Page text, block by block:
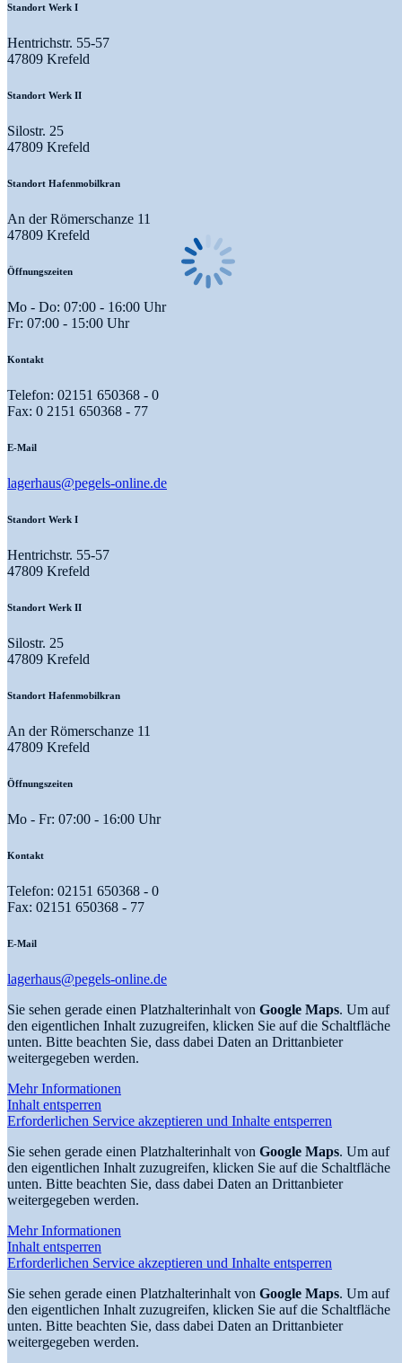
Standort Werk I
Hentrichstr. 55-57
47809 Krefeld
Standort Werk II
Silostr. 25
47809 Krefeld
Standort Hafenmobilkran
An der Römerschanze 11
47809 Krefeld
Öffnungszeiten
Mo - Do: 07:00 - 16:00 Uhr
Fr: 07:00 - 15:00 Uhr
Kontakt
Telefon: 02151 650368 - 0
Fax: 0 2151 650368 - 77
E-Mail
lagerhaus@pegels-online.de
Standort Werk I
Hentrichstr. 55-57
47809 Krefeld
Standort Werk II
Silostr. 25
47809 Krefeld
Standort Hafenmobilkran
An der Römerschanze 11
47809 Krefeld
Öffnungszeiten
Mo - Fr: 07:00 - 16:00 Uhr
Kontakt
Telefon: 02151 650368 - 0
Fax: 02151 650368 - 77
E-Mail
lagerhaus@pegels-online.de
Sie sehen gerade einen Platzhalterinhalt von Google Maps. Um auf
den eigentlichen Inhalt zuzugreifen, klicken Sie auf die Schaltfläche
unten. Bitte beachten Sie, dass dabei Daten an Drittanbieter
weitergegeben werden.
Mehr Informationen
Inhalt entsperren
Erforderlichen Service akzeptieren und Inhalte entsperren
Sie sehen gerade einen Platzhalterinhalt von Google Maps. Um auf
den eigentlichen Inhalt zuzugreifen, klicken Sie auf die Schaltfläche
unten. Bitte beachten Sie, dass dabei Daten an Drittanbieter
weitergegeben werden.
Mehr Informationen
Inhalt entsperren
Erforderlichen Service akzeptieren und Inhalte entsperren
Sie sehen gerade einen Platzhalterinhalt von Google Maps. Um auf
den eigentlichen Inhalt zuzugreifen, klicken Sie auf die Schaltfläche
unten. Bitte beachten Sie, dass dabei Daten an Drittanbieter
weitergegeben werden.